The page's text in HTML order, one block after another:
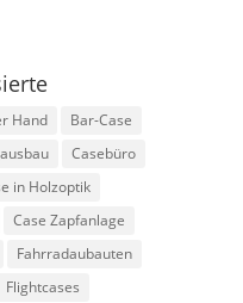
Hand
Bar-Case
Casebüro
in Holzoptik
Case Zapfanlage
Fahrradaubauten
Flightcases